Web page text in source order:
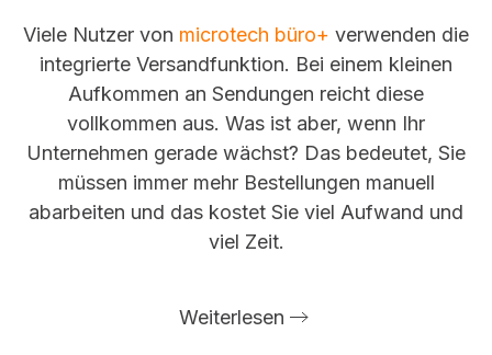
Viele Nutzer von microtech büro+ verwenden die
integrierte Versandfunktion. Bei einem kleinen
Aufkommen an Sendungen reicht diese
vollkommen aus. Was ist aber, wenn Ihr
Unternehmen gerade wächst? Das bedeutet, Sie
müssen immer mehr Bestellungen manuell
abarbeiten und das kostet Sie viel Aufwand und
viel Zeit.
Weiterlesen